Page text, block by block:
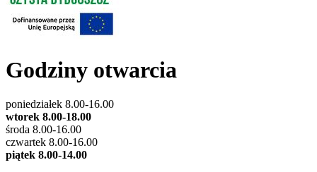
Godziny otwarcia
poniedziałek 8.00-16.00
wtorek 8.00-18.00
środa 8.00-16.00
czwartek 8.00-16.00
piątek 8.00-14.00